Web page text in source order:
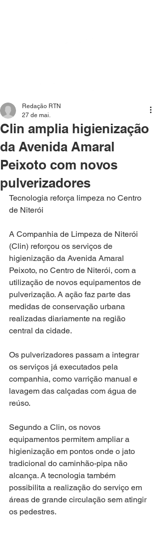
Clin amplia higienização
da Avenida Amaral
Peixoto com novos
pulverizadores
Redação RTN
27 de mai.
Tecnologia reforça limpeza no Centro
de Niterói
A Companhia de Limpeza de Niterói
(Clin) reforçou os serviços de
higienização da Avenida Amaral
Peixoto, no Centro de Niterói, com a
utilização de novos equipamentos de
pulverização. A ação faz parte das
medidas de conservação urbana
realizadas diariamente na região
central da cidade.
Os pulverizadores passam a integrar
os serviços já executados pela
companhia, como varrição manual e
lavagem das calçadas com água de
reúso.
Segundo a Clin, os novos
equipamentos permitem ampliar a
higienização em pontos onde o jato
tradicional do caminhão-pipa não
alcança. A tecnologia também
possibilita a realização do serviço em
áreas de grande circulação sem atingir
os pedestres.